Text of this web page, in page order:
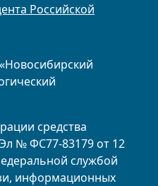
средства
№ ФС77-83179 от 12
службой
информационных
Российской